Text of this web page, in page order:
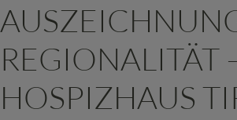
REGIONALITÄT
HOSPIZHAUS